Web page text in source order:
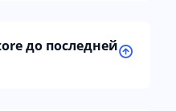
до последней